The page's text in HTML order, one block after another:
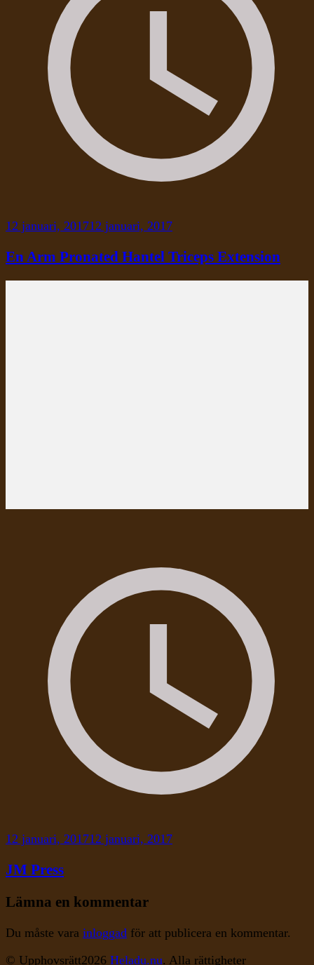
12 januari, 201712 januari, 2017
En Arm Pronated Hantel Triceps Extension
12 januari, 201712 januari, 2017
JM Press
Lämna en kommentar
Du måste vara inloggad för att publicera en kommentar.
© Upphovsrätt2026 Heladu.nu. Alla rättigheter